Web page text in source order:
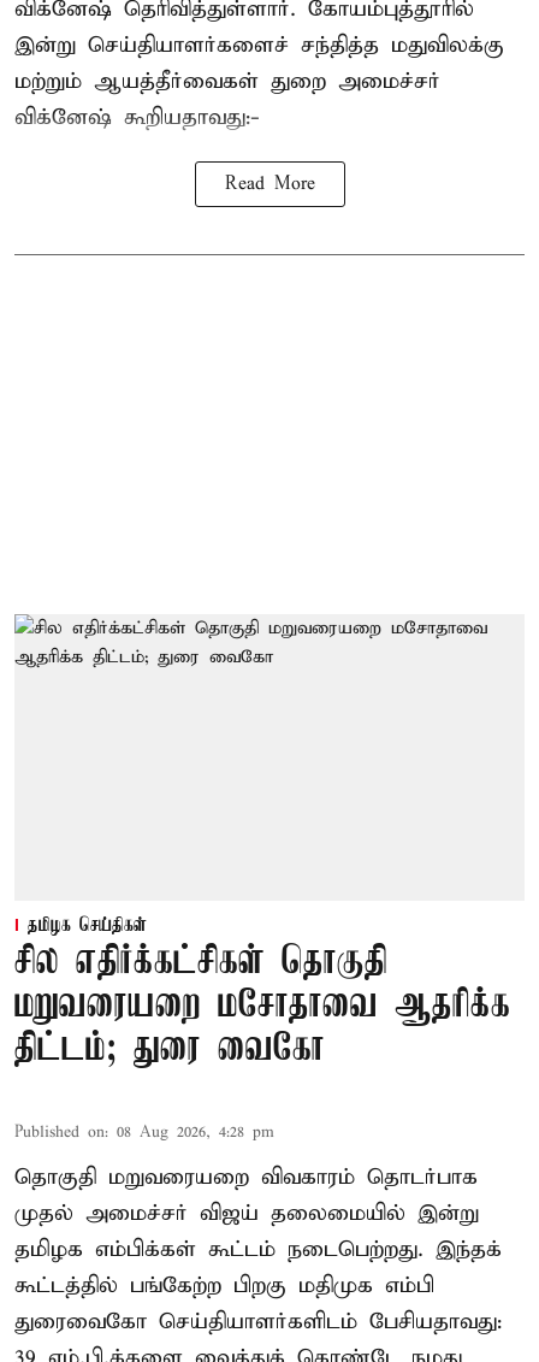
விக்னேஷ் தெரிவித்துள்ளார். கோயம்புத்தூரில்
இன்று செய்தியாளர்களைச் சந்தித்த மதுவிலக்கு
மற்றும் ஆயத்தீர்வைகள் துறை அமைச்சர்
விக்னேஷ் கூறியதாவது:-
Read More
தமிழக செய்திகள்
சில எதிர்க்கட்சிகள் தொகுதி
மறுவரையறை மசோதாவை ஆதரிக்க
திட்டம்; துரை வைகோ
Published on: 08 Aug 2026, 4:28 pm
தொகுதி மறுவரையறை விவகாரம் தொடர்பாக
முதல் அமைச்சர் விஜய் தலைமையில் இன்று
தமிழக எம்பிக்கள் கூட்டம் நடைபெற்றது. இந்தக்
கூட்டத்தில் பங்கேற்ற பிறகு மதிமுக எம்பி
துரைவைகோ செய்தியாளர்களிடம் பேசியதாவது: